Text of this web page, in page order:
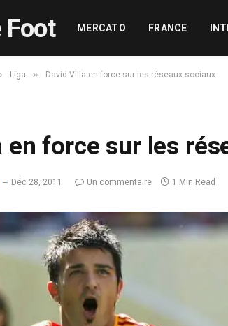
Foot MERCATO FRANCE
Liga » David Villa en force sur les réseaux sociaux
en force sur les
Déc 28, 2011 Un commentaire 1 Min Read